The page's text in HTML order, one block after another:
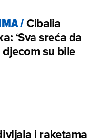
/Cibalia
‘Sva sreća da
su bile
i raketama